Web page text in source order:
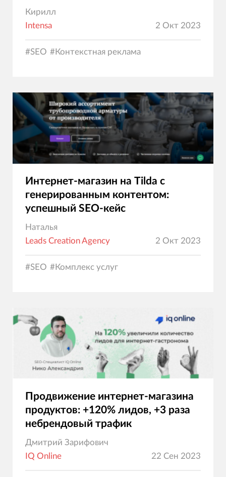
Кирилл
Intensa
2 Окт 2023
#SEO #Контекстная реклама
Интернет-магазин на Tilda с
генерированным контентом:
успешный SEO-кейс
Наталья
Leads Creation Agency
2 Окт 2023
#SEO #Комплекс услуг
Продвижение интернет-магазина
продуктов: +120% лидов, +3 раза
небрендовый трафик
Дмитрий Зарифович
IQ Online
22 Сен 2023